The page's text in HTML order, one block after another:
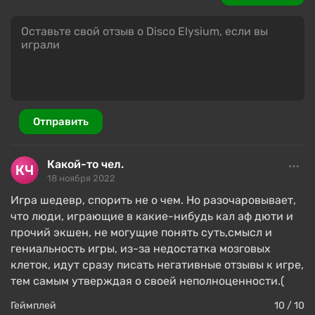
исследованных что-то может измениться.
Disco Elysium многое берет от RPG старой школы.
Её ролевая механика построена на
сопоставлении
Отправить
Какой-то чел.
18 ноября 2022
Игра шедевр, спорить не о чем. Но разочаровывает,
что люди, играющие в какие-нибудь кал аф дюти и
прочий экшен, не могущие понять суть,смысл и
гениальность игры, из-за недостатка мозговых
клеток, идут сразу писать негативные отзывы к игре,
тем самым утверждая о своей неполноценности.(
Геймплей 10 / 10